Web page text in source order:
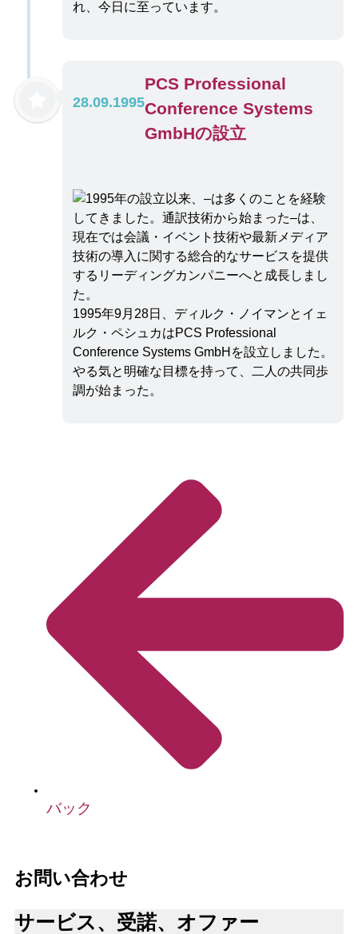
れ、今日に至っています。
28.09.1995
PCS Professional
Conference Systems
GmbHの設立
1995年9月28日、ディルク・ノイマンとイェ
ルク・ペシュカはPCS Professional
Conference Systems GmbHを設立しました。
やる気と明確な目標を持って、二人の共同歩
調が始まった。
バック
お問い合わせ
サービス、受諾、オファー